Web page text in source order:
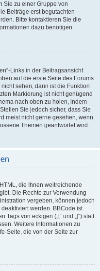
Sie zu einer Gruppe von
Beiträge erst begutachten
Bitte kontaktieren Sie die
dazu benötigen.
Links in der Beitragsansicht
auf die erste Seite des Forums
sehen, dann ist die Funktion
Markierung ist nicht genügend
nach oben zu holen, indem
Sie jedoch sicher, dass Sie
meist nicht gerne gesehen, wenn
Themen geantwortet wird.
die Ihnen weitreichende
Die Rechte zur Verwendung
vergeben, können jedoch
werden. BBCode ist
von eckigen („[“ und „]“) statt
Weitere Informationen zu
Seite, die von der Seite zur